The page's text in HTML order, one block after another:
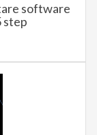
software
step